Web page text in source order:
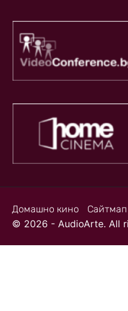
Домашно кино Сайтмап
© 2026 - AudioArte. All